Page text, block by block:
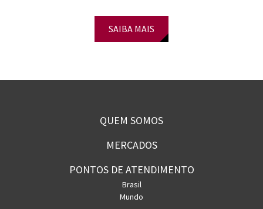
SAIBA MAIS
QUEM SOMOS
MERCADOS
PONTOS DE ATENDIMENTO
Brasil
Mundo